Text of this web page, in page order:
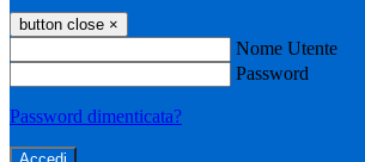
button close ×
Nome Utente
Password
Password dimenticata?